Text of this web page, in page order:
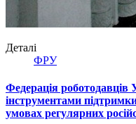
Деталі
ФРУ
Федерація роботодавців
інструментами
умовах регулярних